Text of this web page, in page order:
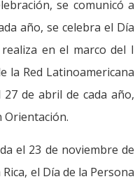
se comunicó a
año, se celebra el Día
en el marco del I
la Red Latinoamericana
27 de abril de cada año,
Orientación.
el 23 de noviembre de
el Día de la Persona